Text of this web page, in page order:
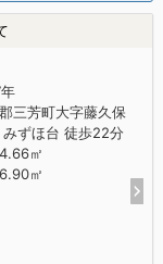
三芳町大字藤久保
ずほ台 徒歩22分
㎡
㎡